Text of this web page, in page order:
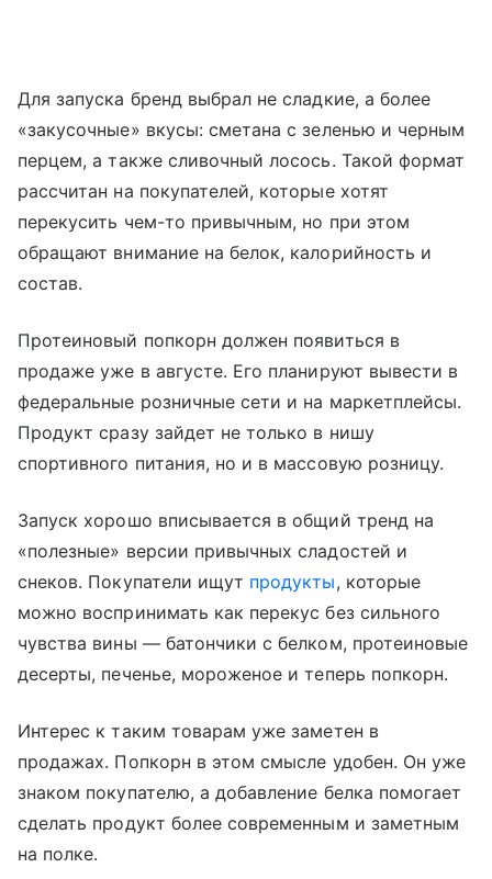
Для запуска бренд выбрал не сладкие, а более
«закусочные» вкусы: сметана с зеленью и черным
перцем, а также сливочный лосось. Такой формат
рассчитан на покупателей, которые хотят
перекусить чем-то привычным, но при этом
обращают внимание на белок, калорийность и
состав.
Протеиновый попкорн должен появиться в
продаже уже в августе. Его планируют вывести в
федеральные розничные сети и на маркетплейсы.
Продукт сразу зайдет не только в нишу
спортивного питания, но и в массовую розницу.
Запуск хорошо вписывается в общий тренд на
«полезные» версии привычных сладостей и
снеков. Покупатели ищут продукты, которые
можно воспринимать как перекус без сильного
чувства вины — батончики с белком, протеиновые
десерты, печенье, мороженое и теперь попкорн.
Интерес к таким товарам уже заметен в
продажах. Попкорн в этом смысле удобен. Он уже
знаком покупателю, а добавление белка помогает
сделать продукт более современным и заметным
на полке.